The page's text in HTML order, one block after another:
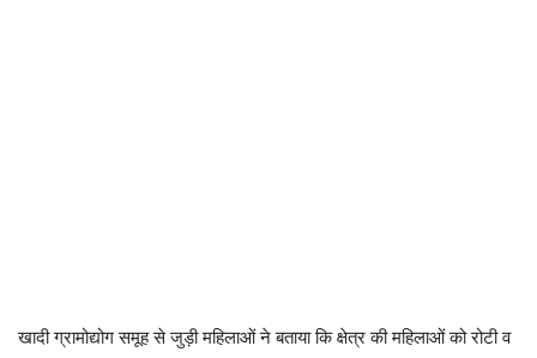
खादी ग्रामोद्योग समूह से जुड़ी महिलाओं ने बताया कि क्षेत्र की महिलाओं को रोटी व